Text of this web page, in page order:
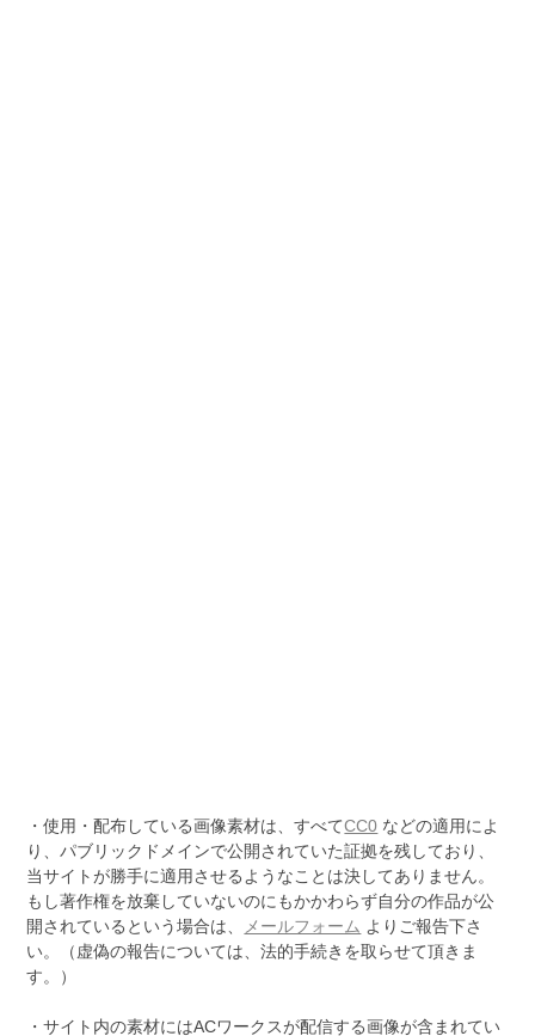
・使用・配布している画像素材は、すべてCC0 などの適用によ
り、パブリックドメインで公開されていた証拠を残しており、
当サイトが勝手に適用させるようなことは決してありません。
もし著作権を放棄していないのにもかかわらず自分の作品が公
開されているという場合は、
メールフォーム よりご報告下さ
い。（虚偽の報告については、法的手続きを取らせて頂きま
す。）
・サイト内の素材にはACワークスが配信する画像が含まれてい